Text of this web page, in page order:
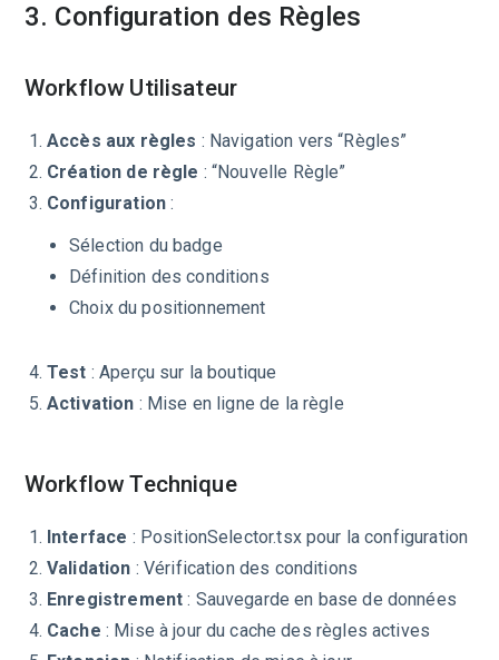
3. Configuration des Règles
Workflow Utilisateur
Accès aux règles : Navigation vers “Règles”
Création de règle : “Nouvelle Règle”
Configuration:
Sélection du badge
Définition des conditions
Choix du positionnement
Test : Aperçu sur la boutique
Activation : Mise en ligne de la règle
Workflow Technique
Interface : PositionSelector.tsx pour la configuration
Validation : Vérification des conditions
Enregistrement : Sauvegarde en base de données
Cache : Mise à jour du cache des règles actives